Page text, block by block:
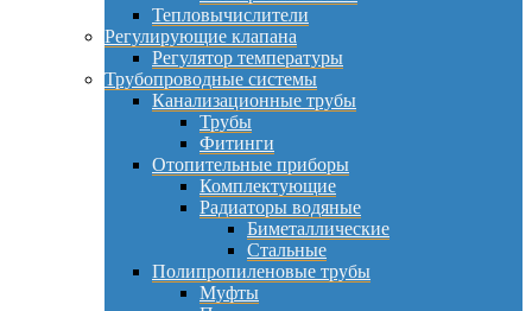
Тепловычислители
Регулирующие клапана
Регулятор температуры
Трубопроводные системы
Канализационные трубы
Трубы
Фитинги
Отопительные приборы
Комплектующие
Радиаторы водяные
Биметаллические
Стальные
Полипропиленовые трубы
Муфты